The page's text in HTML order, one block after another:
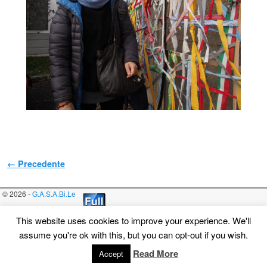
Navigazione immagini
← Precedente
© 2026 -G.A.S.A.Bi.Le
This website uses cookies to improve your experience. We'll
assume you're ok with this, but you can opt-out if you wish.
Accept Read More